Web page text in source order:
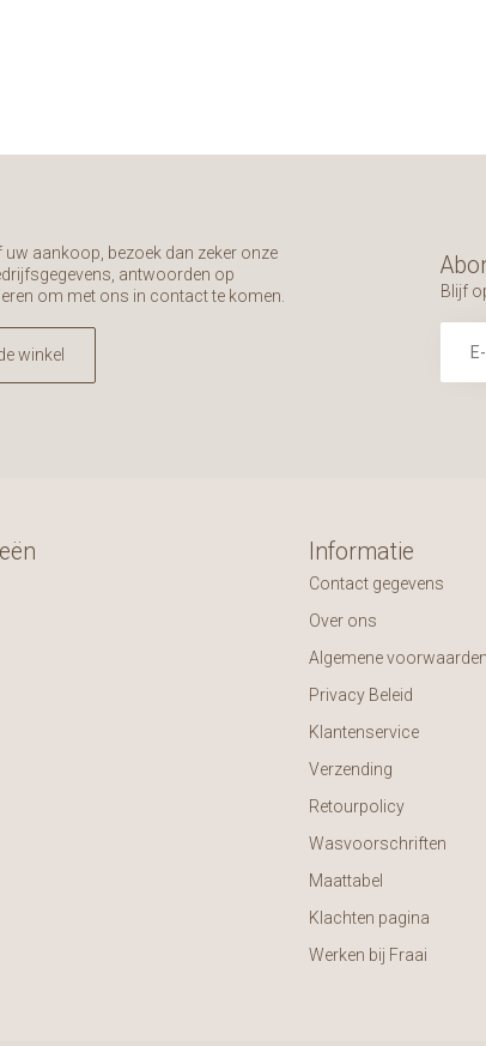
aankoop, bezoek dan zeker onze
antwoorden op
om met ons in contact te komen.
winkel
Blijf
Informatie
Contact gegevens
Over ons
Algemene voorwaarden
Privacy Beleid
Klantenservice
Verzending
Retourpolicy
Wasvoorschriften
Maattabel
Klachten pagina
Werken bij Fraai